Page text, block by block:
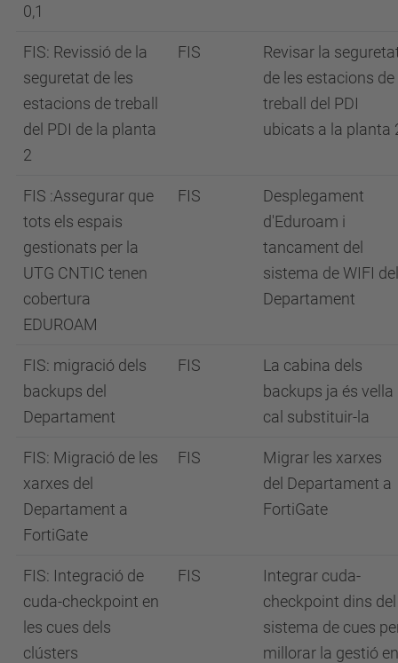
0,1
FIS: Revissió de la
seguretat de les
estacions de treball
del PDI de la planta
2
FIS
Revisar la
de les estacions de
treball del PDI
ubicats a la planta
FIS :Assegurar que
tots els espais
gestionats per la
UTG CNTIC tenen
cobertura
EDUROAM
FIS
Desplegament
d'Eduroam i
tancament del
sistema de WIFI del
Departament
FIS: migració dels
backups del
Departament
FIS
La cabina dels
backups ja és vella
cal substituir-la
FIS: Migració de les
xarxes del
Departament a
FortiGate
FIS
Migrar les xarxes
del Departament a
FortiGate
FIS: Integració de
cuda-checkpoint en
les cues dels
clústers
FIS
Integrar cuda-
checkpoint dins del
sistema de cues
millorar la gestió en